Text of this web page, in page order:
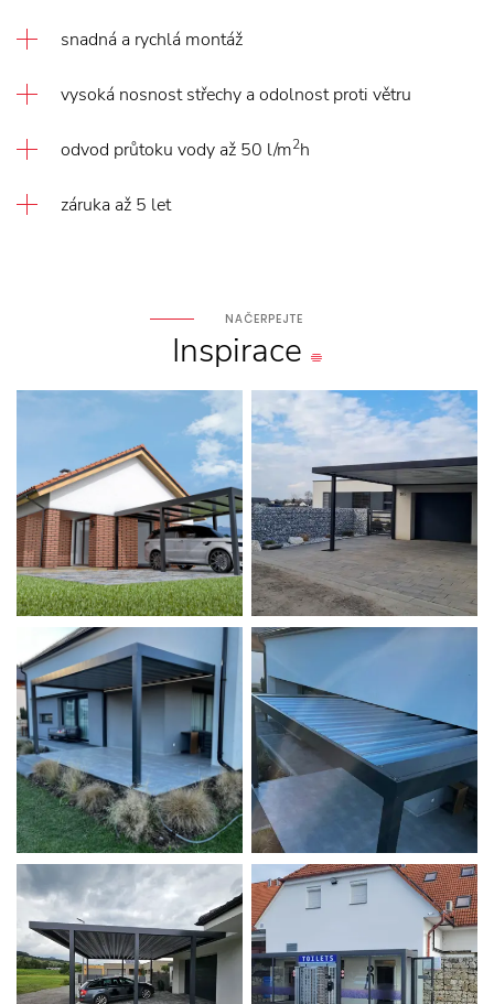
snadná a rychlá montáž
vysoká nosnost střechy a odolnost proti větru
odvod průtoku vody až 50 l/m2h
záruka až 5 let
NAČERPEJTE
Inspirace